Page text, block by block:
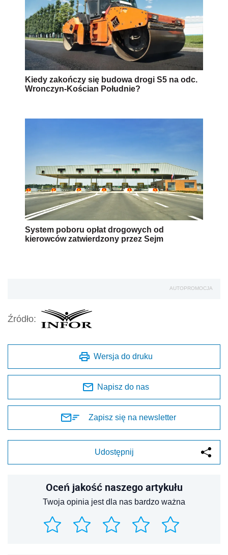
Kiedy zakończy się budowa drogi S5 na odc.
Wronczyn-Kościan Południe?
System poboru opłat drogowych od
kierowców zatwierdzony przez Sejm
AUTOPROMOCJA
Źródło:
Wersja do druku
Napisz do nas
Zapisz się na newsletter
Udostępnij
Oceń jakość naszego artykułu
Twoja opinia jest dla nas bardzo ważna